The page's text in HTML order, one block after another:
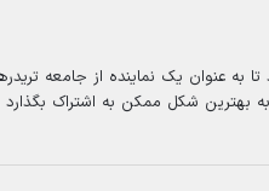
به عنوان یک نماینده از جامعه
بهترین شکل ممکن به اشتراک